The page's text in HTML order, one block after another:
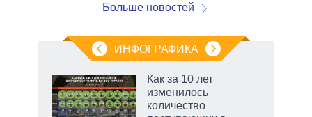
Больше новостей
ИНФОГРАФИКА
Как за 10 лет
изменилось
количество